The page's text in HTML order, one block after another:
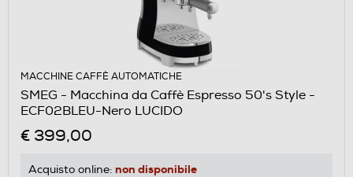
MACCHINE CAFFÈ AUTOMATICHE
SMEG - Macchina da Caffè Espresso 50's Style -
ECF02BLEU-Nero LUCIDO
€ 399,00
Acquisto online: non disponibile